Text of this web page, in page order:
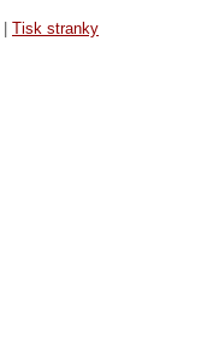
Tisk stranky